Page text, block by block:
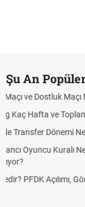
Şu An
Farkları
ve Bitiyor?
Nasıl
Süreci